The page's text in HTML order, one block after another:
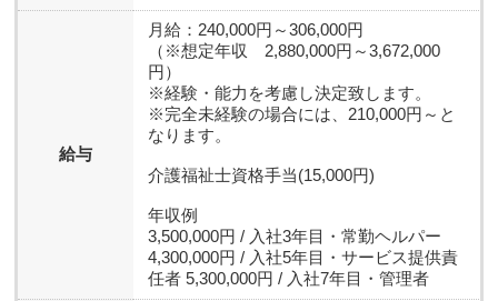
給与
月給：240,000円～306,000円
（※想定年収 2,880,000円～3,672,000
円）
※経験・能力を考慮し決定致します。
※完全未経験の場合には、210,000円～と
なります。
介護福祉士資格手当(15,000円)
年収例
3,500,000円 / 入社3年目・常勤ヘルパー
4,300,000円 / 入社5年目・サービス提供責
任者 5,300,000円 / 入社7年目・管理者